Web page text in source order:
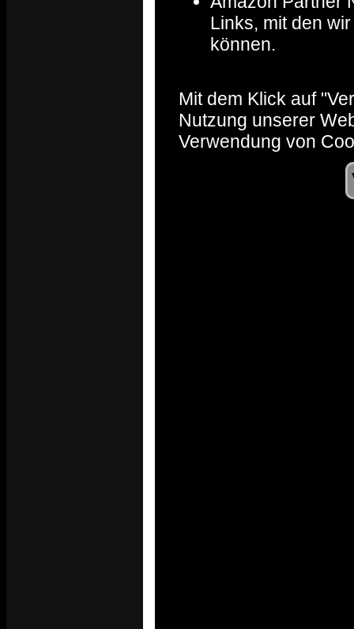
Links, mit den
können.
Mit dem Klick auf
Nutzung unserer
Verwendung von